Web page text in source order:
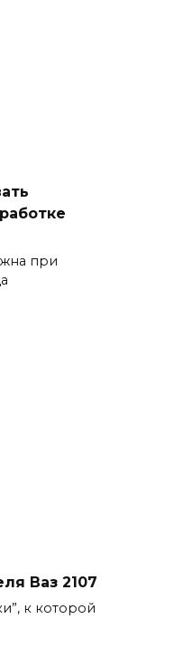
при
Ваз 2107
к которой